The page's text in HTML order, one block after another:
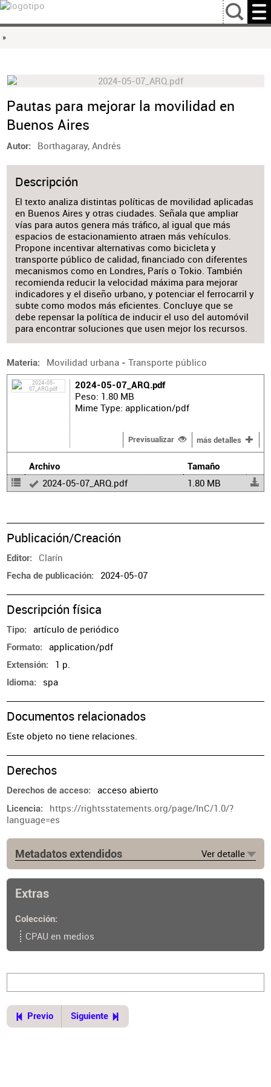
…
»
Pautas para mejorar la movilidad en
Buenos Aires
Autor Borthagaray, Andrés
Descripción
El texto analiza distintas políticas de movilidad aplicadas
en Buenos Aires y otras ciudades. Señala que ampliar
vías para autos genera más tráfico, al igual que más
espacios de estacionamiento atraen más vehículos.
Propone incentivar alternativas como bicicleta y
transporte público de calidad, financiado con diferentes
mecanismos como en Londres, París o Tokio. También
recomienda reducir la velocidad máxima para mejorar
indicadores y el diseño urbano, y potenciar el ferrocarril y
subte como modos más eficientes. Concluye que se
debe repensar la política de inducir el uso del automóvil
para encontrar soluciones que usen mejor los recursos.
Materia Movilidad urbana -Transporte público
2024-05-07_ARQ.pdf
Peso: 1.80 MB
Mime Type: application/pdf
Previsualizar más detalles
Archivo Tamaño
2024-05-07_ARQ.pdf 1.80 MB
Publicación/Creación
Editor Clarín
Fecha de publicación 2024-05-07
Descripción física
Tipo artículo de periódico
Formato application/pdf
Extensión 1 p.
Idioma spa
Documentos relacionados
Este objeto no tiene relaciones.
Derechos
Derechos de acceso acceso abierto
Licencia
https://rightsstatements.org/page/InC/1.0/?
language=es
Metadatos extendidos Ver detalle
ARQ no. 1133 (7 may. 2024) p. 10.
Extras
Colección
CPAU en medios
Previo Siguiente